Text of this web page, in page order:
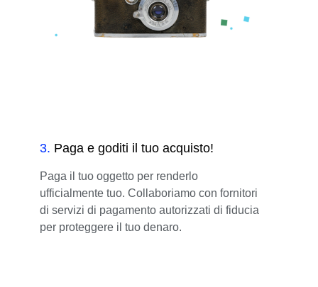
3. Paga e goditi il tuo acquisto!
Paga il tuo oggetto per renderlo
ufficialmente tuo. Collaboriamo con fornitori
di servizi di pagamento autorizzati di fiducia
per proteggere il tuo denaro.